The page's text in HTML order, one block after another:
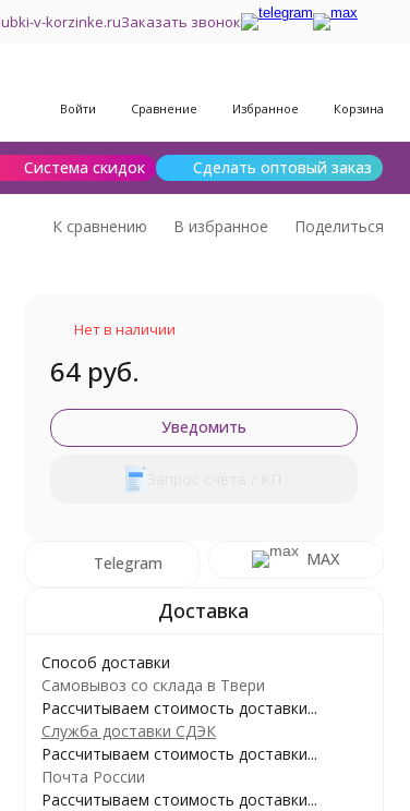
v-korzinke.ruЗаказать звонок
Войти Сравнение Избранное Корзина
Система скидок Сделать оптовый заказ
Шерсть для валяния
К сравнению В избранное Поделиться
Нет в наличии
64 руб.
Уведомить
Telegram MAX
Способ доставки
Самовывоз со склада в Твери
Рассчитываем стоимость доставки...
Служба доставки СДЭК
Рассчитываем стоимость доставки...
Почта России
Рассчитываем стоимость доставки...